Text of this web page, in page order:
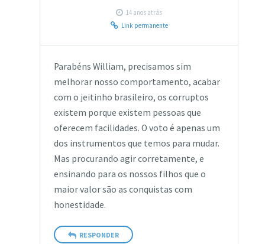
14 anos atrás
Link permanente
Parabéns William, precisamos sim
melhorar nosso comportamento, acabar
com o jeitinho brasileiro, os corruptos
existem porque existem pessoas que
oferecem facilidades. O voto é apenas um
dos instrumentos que temos para mudar.
Mas procurando agir corretamente, e
ensinando para os nossos filhos que o
maior valor são as conquistas com
honestidade.
RESPONDER